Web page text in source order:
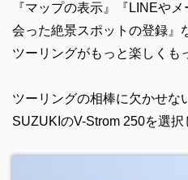
『マップの表示』『LINEや
会った絶景スポットの登録』
ツーリングがもっと楽しくも
ツーリングの相棒に欠かせな
SUZUKIのV-Strom 250を選択